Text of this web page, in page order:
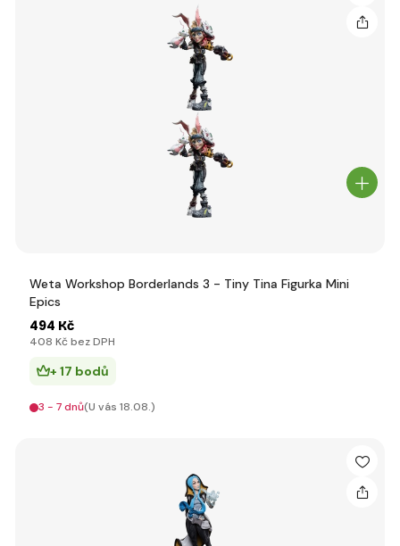
Weta Workshop Borderlands 3 - Tiny Tina Figurka Mini
Epics
494 Kč
408 Kč bez DPH
+ 17 bodů
3 - 7 dnů(U vás 18.08.)